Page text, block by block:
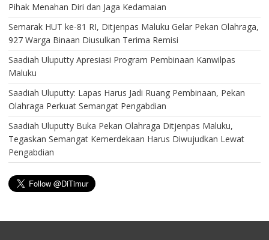
Pihak Menahan Diri dan Jaga Kedamaian
Semarak HUT ke-81 RI, Ditjenpas Maluku Gelar Pekan Olahraga,
927 Warga Binaan Diusulkan Terima Remisi
Saadiah Uluputty Apresiasi Program Pembinaan Kanwilpas
Maluku
Saadiah Uluputty: Lapas Harus Jadi Ruang Pembinaan, Pekan
Olahraga Perkuat Semangat Pengabdian
Saadiah Uluputty Buka Pekan Olahraga Ditjenpas Maluku,
Tegaskan Semangat Kemerdekaan Harus Diwujudkan Lewat
Pengabdian